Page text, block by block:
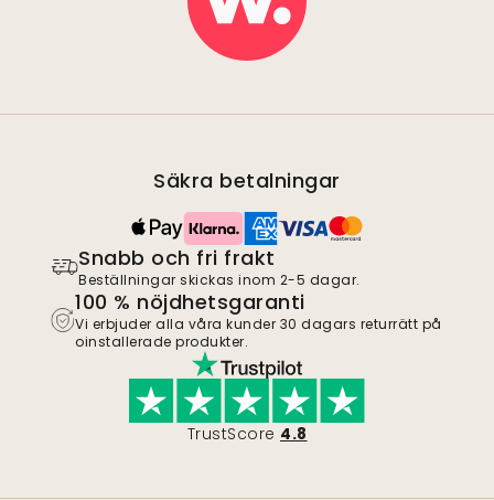
Säkra betalningar
Snabb och fri frakt
Beställningar skickas inom 2-5 dagar.
100 % nöjdhetsgaranti
Vi erbjuder alla våra kunder 30 dagars returrätt på
oinstallerade produkter.
TrustScore 4.8